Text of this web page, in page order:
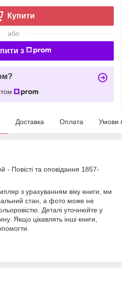
Купити
або
з
Доставка Оплата Умови
Повісті та оповідання 1857-
з урахуванням віку книги, ми
стан, а фото може не
Деталі уточнюйте у
Якщо цікавлять інші книги,